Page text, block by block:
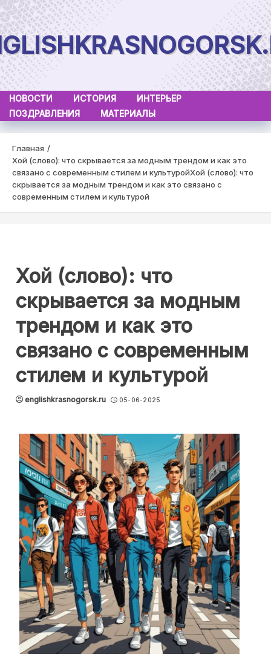
Skip
to
content
НОВОСТИ ИСТОРИЯ
ИНТЕРЬЕР
ПОЗДРАВЛЕНИЯ
МАТЕРИАЛЫ
Главная
Хой (слово): что скрывается за модным трендом и как это
связано с современным стилем и культуройХой (слово): что
скрывается за модным трендом и как это связано с
современным стилем и культурой
Хой (слово): что
скрывается за модным
трендом и как это
связано с современным
стилем и культурой
englishkrasnogorsk.ru 05-06-2025